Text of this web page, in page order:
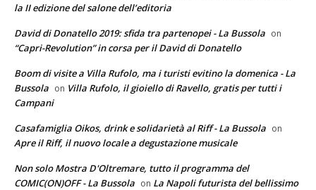
la II edizione del salone dell’editoria
David di Donatello 2019: sfida tra partenopei - La Bussola on
“Capri-Revolution” in corsa per il David di Donatello
Boom di visite a Villa Rufolo, ma i turisti evitino la domenica - La
Bussola on Villa Rufolo, il gioiello di Ravello, gratis per tutti i
Campani
Casafamiglia Oikos, drink e solidarietà al Riff - La Bussola on
Apre il Riff, il nuovo locale a degustazione musicale
Non solo Mostra D'Oltremare, tutto il programma del
COMIC(ON)OFF - La Bussola on La Napoli futurista del bellissimo